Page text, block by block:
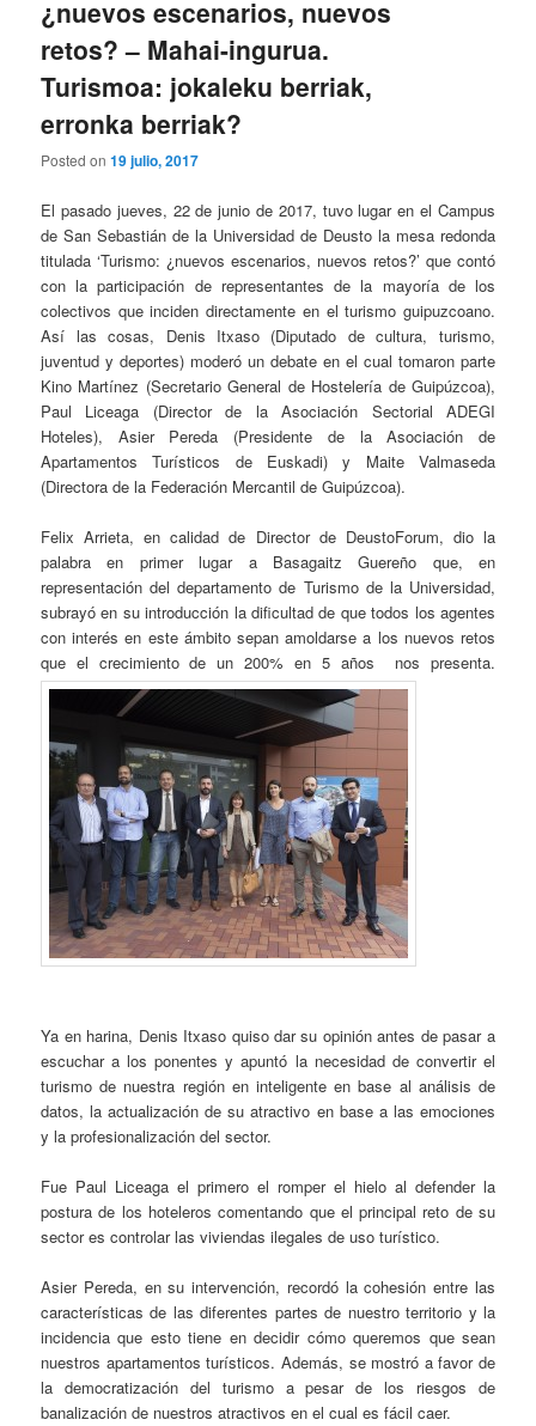
¿nuevos escenarios, nuevos
retos? – Mahai-ingurua.
Turismoa: jokaleku berriak,
erronka berriak?
Posted on19 julio, 2017
El pasado jueves, 22 de junio de 2017, tuvo lugar en el Campus
de San Sebastián de la Universidad de Deusto la mesa redonda
titulada ‘Turismo: ¿nuevos escenarios, nuevos retos?’ que contó
con la participación de representantes de la mayoría de los
colectivos que inciden directamente en el turismo guipuzcoano.
Así las cosas, Denis Itxaso (Diputado de cultura, turismo,
juventud y deportes) moderó un debate en el cual tomaron parte
Kino Martínez (Secretario General de Hostelería de Guipúzcoa),
Paul Liceaga (Director de la Asociación Sectorial ADEGI
Hoteles), Asier Pereda (Presidente de la Asociación de
Apartamentos Turísticos de Euskadi) y Maite Valmaseda
(Directora de la Federación Mercantil de Guipúzcoa).
Felix Arrieta, en calidad de Director de DeustoForum, dio la
palabra en primer lugar a Basagaitz Guereño que, en
representación del departamento de Turismo de la Universidad,
subrayó en su introducción la dificultad de que todos los agentes
con interés en este ámbito sepan amoldarse a los nuevos retos
que el crecimiento de un 200% en 5 años nos presenta.
Ya en harina, Denis Itxaso quiso dar su opinión antes de pasar a
escuchar a los ponentes y apuntó la necesidad de convertir el
turismo de nuestra región en inteligente en base al análisis de
datos, la actualización de su atractivo en base a las emociones
y la profesionalización del sector.
Fue Paul Liceaga el primero el romper el hielo al defender la
postura de los hoteleros comentando que el principal reto de su
sector es controlar las viviendas ilegales de uso turístico.
Asier Pereda, en su intervención, recordó la cohesión entre las
características de las diferentes partes de nuestro territorio y la
incidencia que esto tiene en decidir cómo queremos que sean
nuestros apartamentos turísticos. Además, se mostró a favor de
la democratización del turismo a pesar de los riesgos de
banalización de nuestros atractivos en el cual es fácil caer.